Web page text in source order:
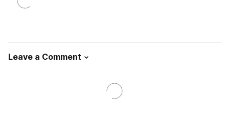
Leave a Comment